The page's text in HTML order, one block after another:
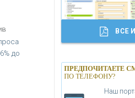
до
«ТРАСТ»
«ГАЗПРОМБАНК»
БАНК»
Банки.ру обновил
19 лет -
ВСЕ
ПРЕДПОЧИТАЕТЕ
ПО ТЕЛЕФОНУ?
Наш